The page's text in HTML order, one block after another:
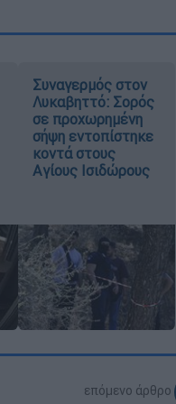
Συναγερμός στον
Λυκαβηττό: Σορός
σε προχωρημένη
σήψη εντοπίστηκε
κοντά στους
Αγίους Ισιδώρους
επόμενο άρθρο